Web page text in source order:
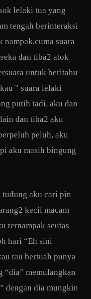
lelaki tua yang
tengah berinteraksi
nampak,cuma suara
dan tiba2 atok
untuk beritahu
” suara lelaki
putih tadi, aku dan
dan tiba2 aku
peluh, aku
aku masih bingung
tudung aku cari pin
kecil macam
ternampak seutas
hari “Eh sini
tau bertuah punya
“dia” memulangkan
dengan dia mungkin